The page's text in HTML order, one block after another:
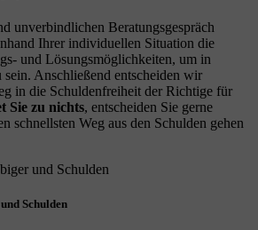
unverbindlichen Beratungsgespräch
Ihrer individuellen Situation die
und Lösungsmöglichkeiten, um in
Anschließend entscheiden wir
in die Schuldenfreiheit der Richtige für
Sie zu nichts, entscheiden Sie gerne
schnellsten Weg aus den Schulden gehen
Schulden